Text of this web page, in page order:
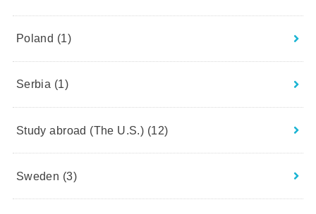
Poland (1)
Serbia (1)
Study abroad (The U.S.) (12)
Sweden (3)